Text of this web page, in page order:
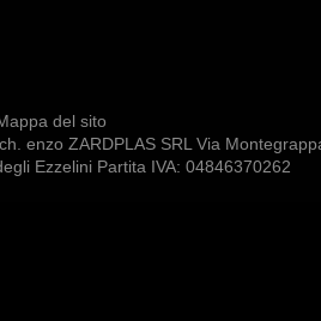
del sito
enzo ZARDPLAS SRL Via
Ezzelini Partita IVA: 04846370262